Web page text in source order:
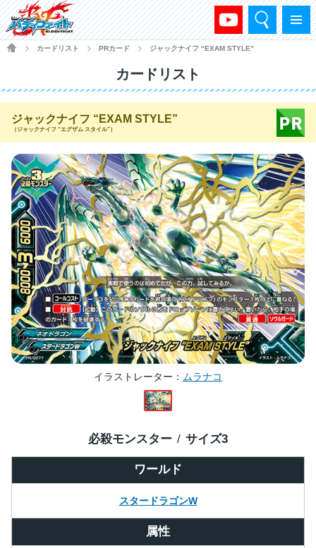
メニュー
検索
HOME
カードリスト PRカード ジャックナイフ “EXAM STYLE”
カードリスト
ジャックナイフ “EXAM STYLE”
（ジャックナイフ “エグザム スタイル”）
イラストレーター ムラナコ
ワールド
スタードラゴンW
必殺モンスター サイズ3
属性